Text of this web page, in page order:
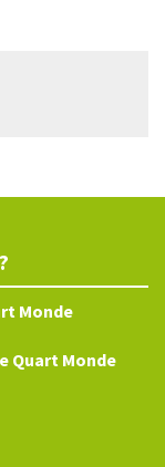
Monde
Quart Monde